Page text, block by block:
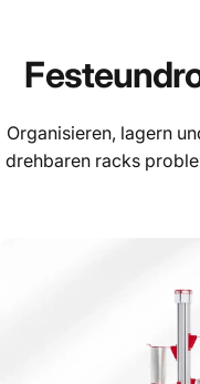
Festeund
Organisieren, lagern
drehbaren racks